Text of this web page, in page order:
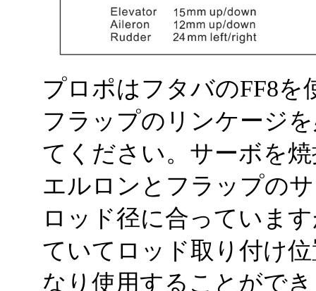
プロポはフタバのFF8を
フラップのリンケージ
てください。サーボを
エルロンとフラップの
ロッド径に合っていま
ていてロッド取り付け
なり使用することがで